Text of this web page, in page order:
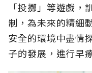
「投擲」等遊戲
制，為未來的精細
安全的環境中盡情
子的發展，進行早